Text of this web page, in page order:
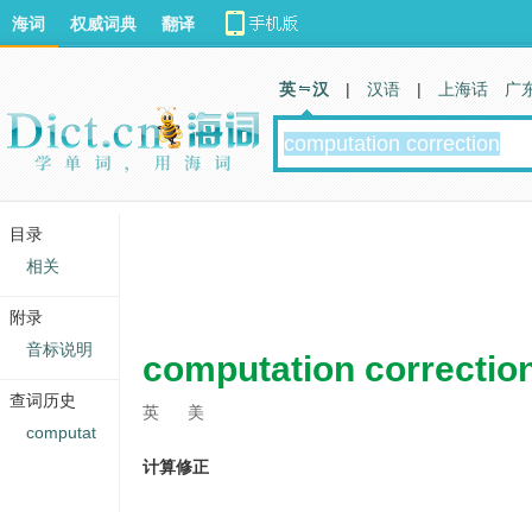
computation
英 美
计算修正
海词 权威词典 翻译
英 汉 | 汉语 | 上海话 广
目录
相关
附录
音标说明
查词历史
computat